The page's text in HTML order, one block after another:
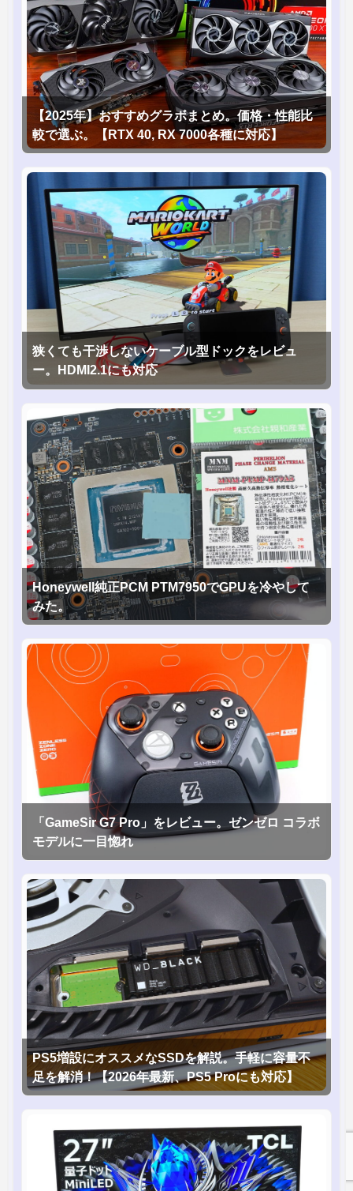
【2025年】おすすめグラボまとめ。価格・性能比
較で選ぶ。【RTX 40, RX 7000各種に対応】
狭くても干渉しないケーブル型ドックをレビュ
ー。HDMI2.1にも対応
Honeywell純正PCM PTM7950でGPUを冷やして
みた。
「GameSir G7 Pro」をレビュー。ゼンゼロ コラボ
モデルに一目惚れ
PS5増設にオススメなSSDを解説。手軽に容量不
足を解消！【2026年最新、PS5 Proにも対応】